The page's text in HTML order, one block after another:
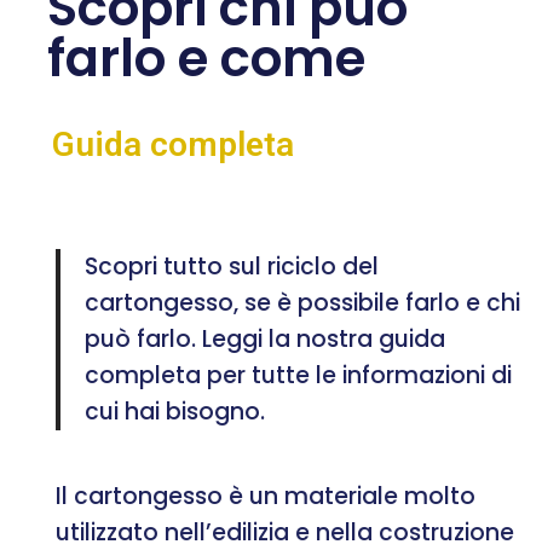
farlo e come
Guida completa
Scopri tutto sul riciclo del
cartongesso, se è possibile farlo e chi
può farlo. Leggi la nostra guida
completa per tutte le informazioni di
cui hai bisogno.
Il cartongesso è un materiale molto
utilizzato nell’edilizia e nella costruzione